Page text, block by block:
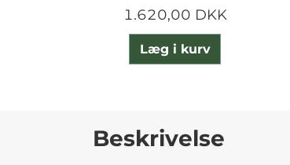
1.620,00 DKK
Læg i kurv
Beskrivelse